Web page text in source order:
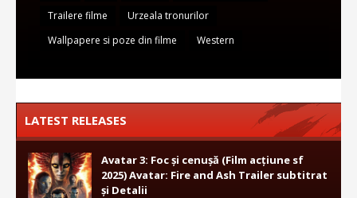
Trailere filme
Urzeala tronurilor
Wallpapere si poze din filme
Western
LATEST RELEASES
Avatar 3: Foc și cenușă (Film acțiune sf
2025) Avatar: Fire and Ash Trailer subtitrat
și Detalii